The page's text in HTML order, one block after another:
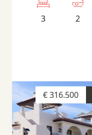
3 2
€ 316.500